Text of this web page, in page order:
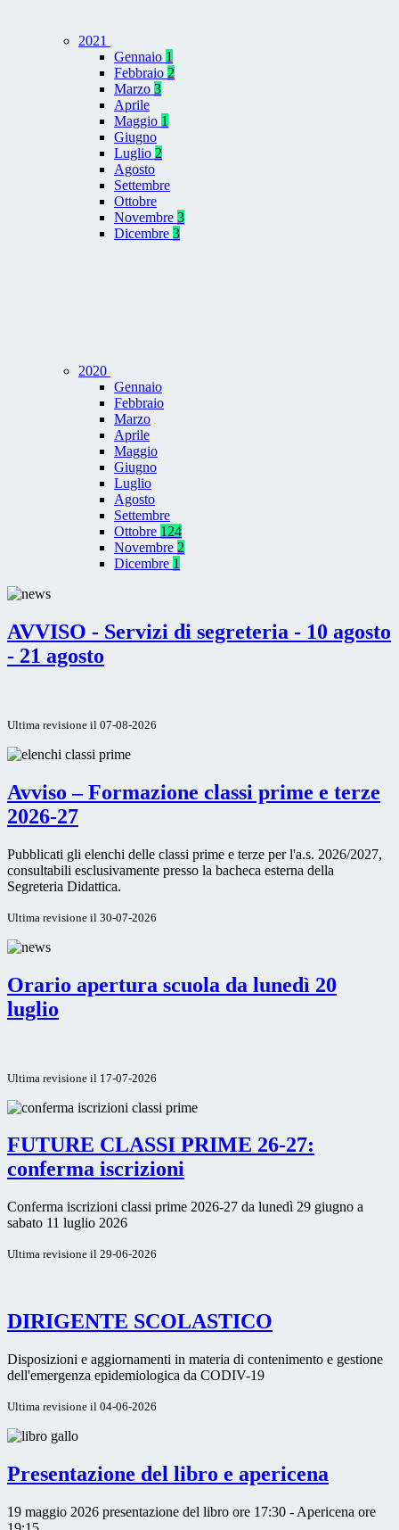
2021
Gennaio 1
Febbraio 2
Marzo 3
Aprile
Maggio 1
Giugno
Luglio 2
Agosto
Settembre
Ottobre
Novembre 3
Dicembre 3
2020
Gennaio
Febbraio
Marzo
Aprile
Maggio
Giugno
Luglio
Agosto
Settembre
Ottobre 124
Novembre 2
Dicembre 1
AVVISO - Servizi di segreteria - 10 agosto
- 21 agosto
Ultima revisione il 07-08-2026
Avviso – Formazione classi prime e terze
2026-27
Pubblicati gli elenchi delle classi prime e terze per l'a.s. 2026/2027,
consultabili esclusivamente presso la bacheca esterna della
Segreteria Didattica.
Ultima revisione il 30-07-2026
Orario apertura scuola da lunedì 20
luglio
Ultima revisione il 17-07-2026
FUTURE CLASSI PRIME 26-27:
conferma iscrizioni
Conferma iscrizioni classi prime 2026-27 da lunedì 29 giugno a
sabato 11 luglio 2026
Ultima revisione il 29-06-2026
DIRIGENTE SCOLASTICO
Disposizioni e aggiornamenti in materia di contenimento e gestione
dell'emergenza epidemiologica da CODIV-19
Ultima revisione il 04-06-2026
Presentazione del libro e apericena
19 maggio 2026 presentazione del libro ore 17:30 - Apericena ore